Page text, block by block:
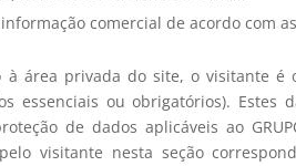
comercial de acordo com
à área privada do site, o visitante
essenciais ou obrigatórios). Estes
de dados aplicáveis ​​ao
visitante nesta seção